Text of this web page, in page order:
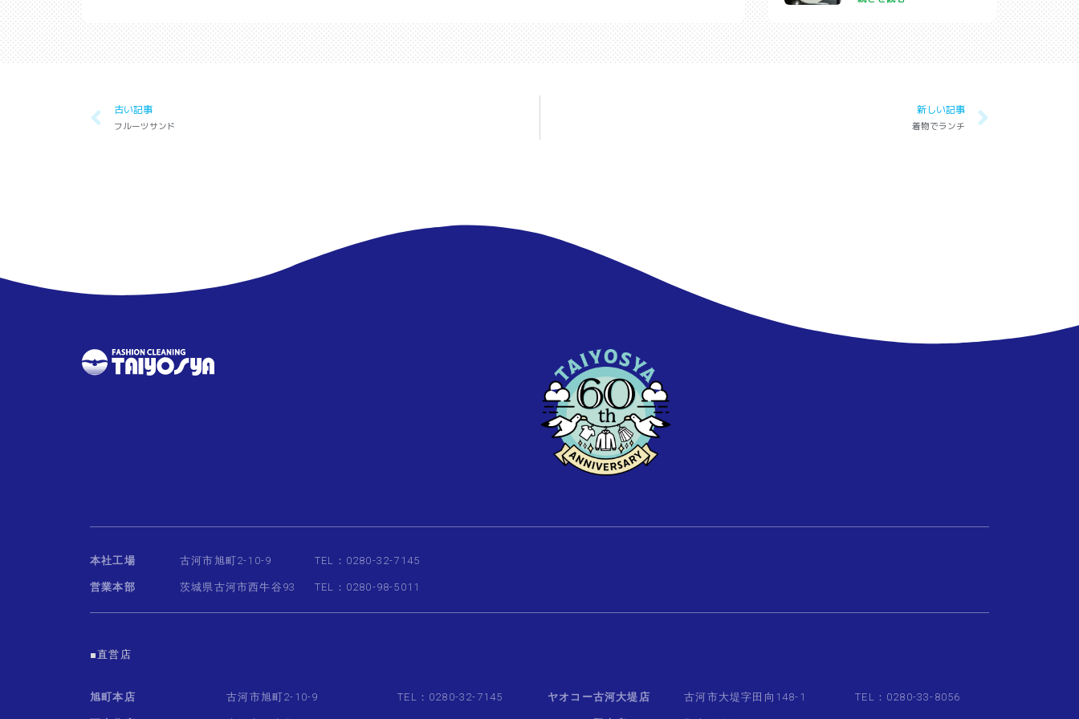
古い記事
フルーツサンド
新しい記事
着物でランチ
本社工場 古河市旭町2-10-9 TEL：0280-32-7145
営業本部 茨城県古河市西牛谷93 TEL：0280-98-5011
■直営店
旭町本店 古河市旭町2-10-9 TEL：0280-32-7145 ヤオコー古河大堤店 古河市大堤字田向148-1 TEL：0280-33-8056